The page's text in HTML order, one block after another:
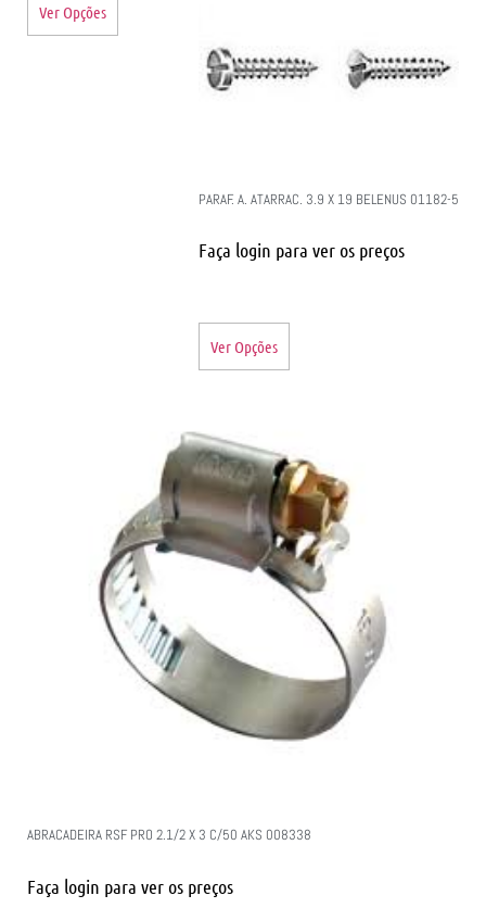
Ver Opções
PARAF. A. ATARRAC. 3.9 X 19 BELENUS 01182-5
Faça login para ver os preços
Ver Opções
ABRACADEIRA RSF PRO 2.1/2 X 3 C/50 AKS 008338
Faça login para ver os preços